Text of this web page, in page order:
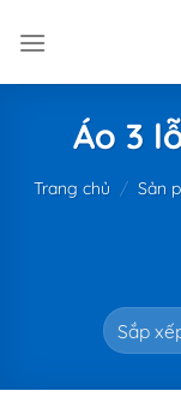
Áo 3
Trang chủ / Sản